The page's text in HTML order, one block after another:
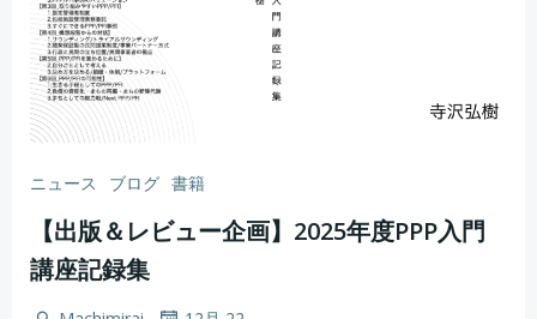
ニュース ブログ 書籍
【出版＆レビュー企画】2025年度PPP入門
講座記録集